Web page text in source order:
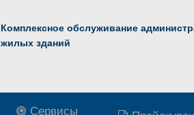
Комплексное обслуживание
жилых зданий
Сервисы